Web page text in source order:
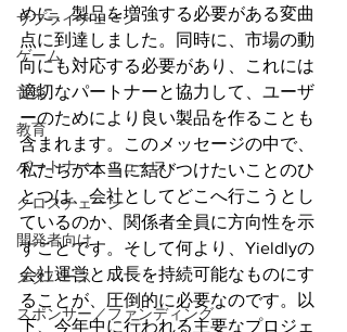
サプライチェーン
ゲーム
音楽
教育
パートナー・ニュース
クロスチェーン
開発者向け
メタバース
スポンサー／ファンディング
めに、製品を増強する必要がある変曲
点に到達しました。同時に、市場の動
向にも対応する必要があり、これには
適切なパートナーと協力して、ユーザ
ーのためにより良い製品を作ることも
含まれます。このメッセージの中で、
私たちが本当に結びつけたいことのひ
とつは、会社としてどこへ行こうとし
ているのか、関係者全員に方向性を示
すことです。そして何より、Yieldlyの
会社運営と成長を持続可能なものにす
ることが、圧倒的に必要なのです。以
下、今年中に行われる主要なプロジェ